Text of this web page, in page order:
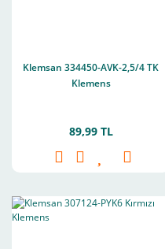
Klemsan 334450-AVK-2,5/4 TK
Klemens
89,99 TL